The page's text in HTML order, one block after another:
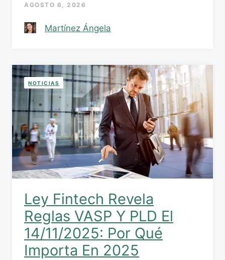
AGOSTO 6, 2026
Martínez Ángela
NOTICIAS
Ley Fintech Revela
Reglas VASP Y PLD El
14/11/2025: Por Qué
Importa En 2025